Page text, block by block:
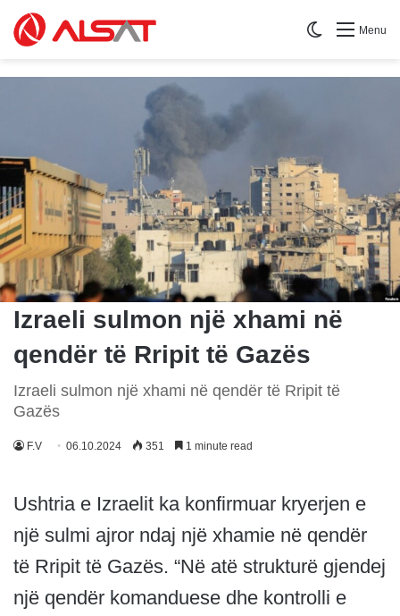
Menu
Switch skin
Izraeli sulmon një xhami në
qendër të Rripit të Gazës
Izraeli sulmon një xhami në qendër të Rripit të
Gazës
F.V 06.10.2024 351 1 minute read
Ushtria e Izraelit ka konfirmuar kryerjen e
një sulmi ajror ndaj një xhamie në qendër
të Rripit të Gazës. “Në atë strukturë gjendej
një qendër komanduese dhe kontrolli e